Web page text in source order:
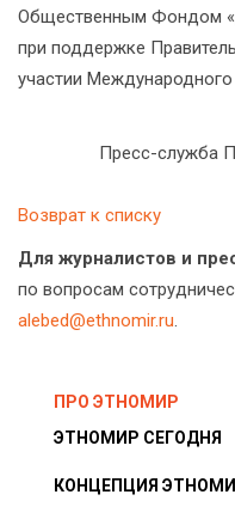
Общественным Фондом
при поддержке
участии
Пресс-служба
Возврат к списку
Для журналистов и
по вопросам
alebed@ethnomir.ru.
ПРО ЭТНОМИР
ЭТНОМИР СЕГОДНЯ
КОНЦЕПЦИЯ